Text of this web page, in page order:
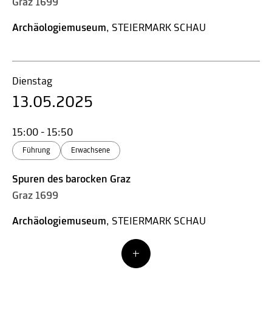
Graz 1699
Archäologiemuseum, STEIERMARK SCHAU
Dienstag
13.05.2025
15:00 - 15:50
Führung Erwachsene
Spuren des barocken Graz
Graz 1699
Archäologiemuseum, STEIERMARK SCHAU